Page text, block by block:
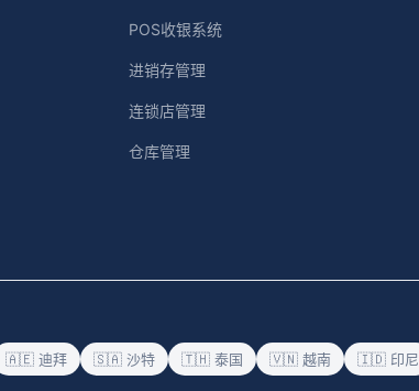
POS收银系统
进销存管理
连锁店管理
仓库管理
🇦🇪 迪拜 🇸🇦 沙特 🇹🇭 泰国 🇻🇳 越南 🇮🇩 印尼